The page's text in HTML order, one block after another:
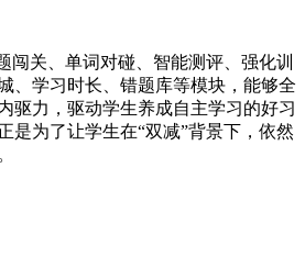
闯关、单词对碰、智能测评、强化训
、学习时长、错题库等模块，能够全
驱力，驱动学生养成自主学习的好习
是为了让学生在“双减”背景下，依然